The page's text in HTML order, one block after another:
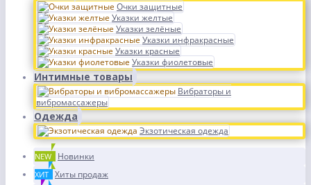
Очки защитные
Указки желтые
Указки зелёные
Указки инфракрасные
Указки красные
Указки фиолетовые
Интимные товары
Вибраторы и
вибромассажеры
Одежда
Экзотическая одежда
NEW Новинки
ХИТ Хиты продаж